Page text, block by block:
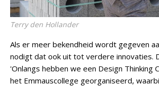
Terry den Hollander
Als er meer bekendheid wordt gegeven
nodigt dat ook uit tot verdere innovaties.
'Onlangs hebben we een Design Thinking
het Emmauscollege georganiseerd,